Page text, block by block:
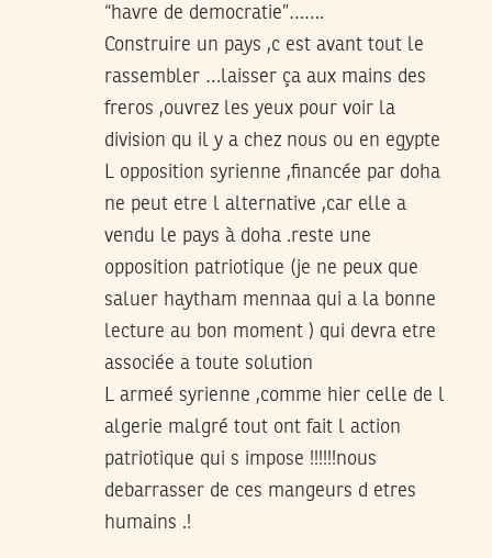
“havre de democratie”…….
Construire un pays ,c est avant tout le
rassembler …laisser ça aux mains des
freros ,ouvrez les yeux pour voir la
division qu il y a chez nous ou en egypte
L opposition syrienne ,financée par doha
ne peut etre l alternative ,car elle a
vendu le pays à doha .reste une
opposition patriotique (je ne peux que
saluer haytham mennaa qui a la bonne
lecture au bon moment ) qui devra etre
associée a toute solution
L armeé syrienne ,comme hier celle de l
algerie malgré tout ont fait l action
patriotique qui s impose !!!!!!nous
debarrasser de ces mangeurs d etres
humains .!